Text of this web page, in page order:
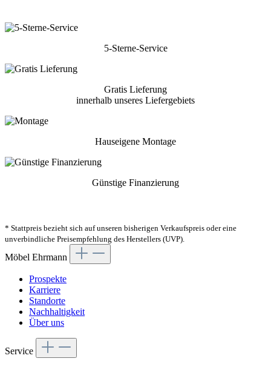
5-Sterne-Service
Gratis Lieferung
innerhalb unseres Liefergebiets
Hauseigene Montage
Günstige Finanzierung
* Stattpreis bezieht sich auf unseren bisherigen Verkaufspreis oder eine
unverbindliche Preisempfehlung des Herstellers (UVP).
Möbel Ehrmann
Prospekte
Karriere
Standorte
Nachhaltigkeit
Über uns
Service